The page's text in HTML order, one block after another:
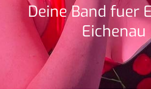
Deine Band fuer
Eichenau